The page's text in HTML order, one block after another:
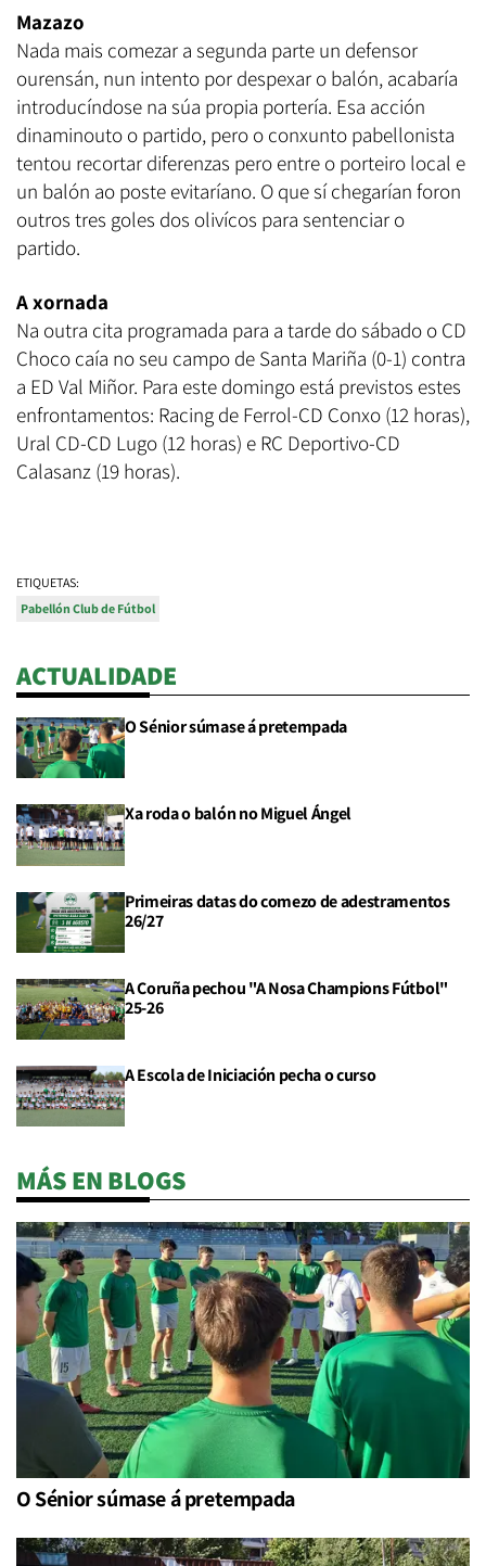
Mazazo
Nada mais comezar a segunda parte un defensor
ourensán, nun intento por despexar o balón, acabaría
introducíndose na súa propia portería. Esa acción
dinaminouto o partido, pero o conxunto pabellonista
tentou recortar diferenzas pero entre o porteiro local e
un balón ao poste evitaríano. O que sí chegarían foron
outros tres goles dos olivícos para sentenciar o
partido.
A xornada
Na outra cita programada para a tarde do sábado o CD
Choco caía no seu campo de Santa Mariña (0-1) contra
a ED Val Miñor. Para este domingo está previstos estes
enfrontamentos: Racing de Ferrol-CD Conxo (12 horas),
Ural CD-CD Lugo (12 horas) e RC Deportivo-CD
Calasanz (19 horas).
ETIQUETAS:
Pabellón Club de Fútbol
ACTUALIDADE
O Sénior súmase á pretempada
Xa roda o balón no Miguel Ángel
Primeiras datas do comezo de adestramentos
26/27
A Coruña pechou "A Nosa Champions Fútbol"
25-26
A Escola de Iniciación pecha o curso
MÁS EN BLOGS
O Sénior súmase á pretempada